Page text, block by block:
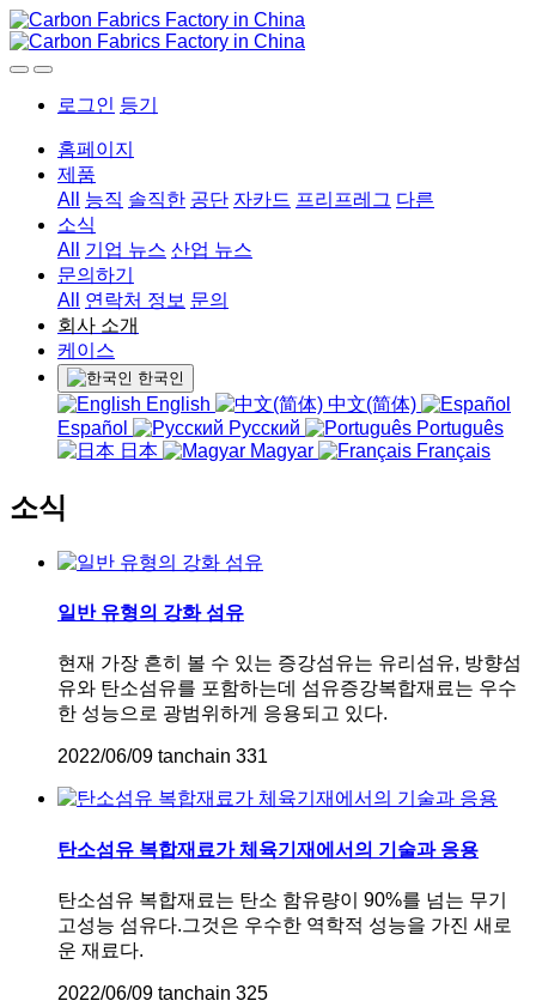
로그인 등기
홈페이지
제품
All
능직 솔직한 공단 자카드 프리프레그 다른
소식
All
기업 뉴스 산업 뉴스
문의하기
All
연락처 정보 문의
회사 소개
케이스
한국인
English
中文(简体)
Español
Русский
Português
日本
Magyar Français
소식
일반 유형의 강화 섬유
현재 가장 흔히 볼 수 있는 증강섬유는 유리섬유, 방향섬
유와 탄소섬유를 포함하는데 섬유증강복합재료는 우수
한 성능으로 광범위하게 응용되고 있다.
2022/06/09 tanchain 331
탄소섬유 복합재료가 체육기재에서의 기술과 응용
탄소섬유 복합재료는 탄소 함유량이 90%를 넘는 무기
고성능 섬유다.그것은 우수한 역학적 성능을 가진 새로
운 재료다.
2022/06/09 tanchain 325